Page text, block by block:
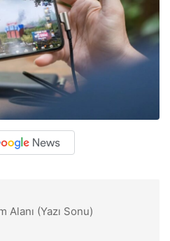
Alanı (Yazı Sonu)